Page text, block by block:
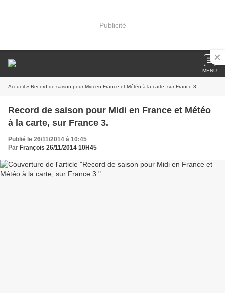
Publicité
MENU
Accueil » Record de saison pour Midi en France et Météo à la carte, sur France 3.
Record de saison pour Midi en France et Météo
à la carte, sur France 3.
Publié le 26/11/2014 à 10:45
Par François 26/11/2014 10H45